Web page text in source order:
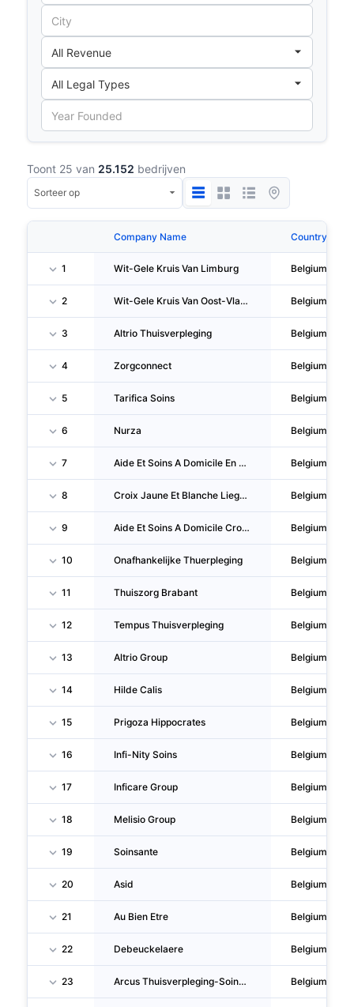
Toont 25 van 25.152 bedrijven
Company Name Country
1 Wit-Gele Kruis Van Limburg Belgium
2 Wit-Gele Kruis Van Oost-Vlaanderen Belgium
3 Altrio Thuisverpleging Belgium
4 Zorgconnect Belgium
5 Tarifica Soins Belgium
6 Nurza Belgium
7 Aide Et Soins A Domicile En Province De Namur Belgium
8 Croix Jaune Et Blanche Liege-Huy-Waremme Belgium
9 Aide Et Soins A Domicile Croix Jaune Et Blanche Tournai-Ath-Lessines-Enghien Belgium
10 Onafhankelijke Thuerpleging Belgium
11 Thuiszorg Brabant Belgium
12 Tempus Thuisverpleging Belgium
13 Altrio Group Belgium
14 Hilde Calis Belgium
15 Prigoza Hippocrates Belgium
16 Infi-Nity Soins Belgium
17 Inficare Group Belgium
18 Melisio Group Belgium
19 Soinsante Belgium
20 Asid Belgium
21 Au Bien Etre Belgium
22 Debeuckelaere Belgium
23 Arcus Thuisverpleging-Soins A Domicile Belgium